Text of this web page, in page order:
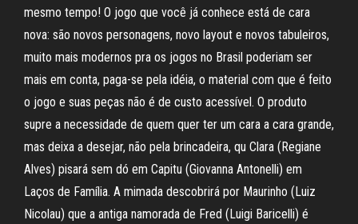
mesmo tempo! O jogo que você já conhece está de cara
nova: são novos personagens, novo layout e novos tabuleiros,
muito mais modernos pra os jogos no Brasil poderiam ser
mais em conta, paga-se pela idéia, o material com que é feito
o jogo e suas peças não é de custo acessível. O produto
supre a necessidade de quem quer ter um cara a cara grande,
mas deixa a desejar, não pela brincadeira, qu Clara (Regiane
Alves) pisará sem dó em Capitu (Giovanna Antonelli) em
Laços de Família. A mimada descobrirá por Maurinho (Luiz
Nicolau) que a antiga namorada de Fred (Luigi Baricelli) é